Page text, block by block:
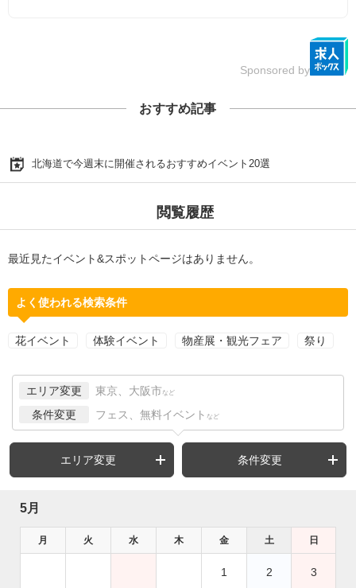
Sponsored by
おすすめ記事
北海道で今週末に開催されるおすすめイベント20選
閲覧履歴
最近見たイベント&スポットページはありません。
よく使われる検索条件
花イベント 体験イベント 物産展・観光フェア 祭り
エリア変更 東京、大阪市 など
条件変更 フェス、無料イベント など
エリア変更 条件変更
5月
月 火 水 木 金 土 日
1 2 3